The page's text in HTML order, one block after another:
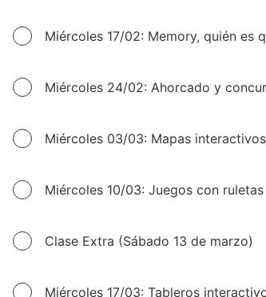
Miércoles 17/02: Memory, quién es
Miércoles 24/02: Ahorcado y
Miércoles 03/03: Mapas
Miércoles 10/03: Juegos con
Clase Extra (Sábado 13 de marzo)
Miércoles 17/03: Tableros